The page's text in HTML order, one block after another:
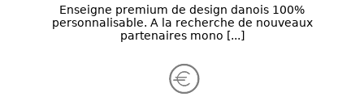
Enseigne premium de design danois 100%
personnalisable. A la recherche de nouveaux
partenaires mono [...]